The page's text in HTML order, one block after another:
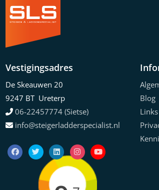
Vestigingsadres
De Skeauwen 20
9247 BT Ureterp
06-22457774 (Sietse)
info@steigerladderspecialist.nl
Blog
Links